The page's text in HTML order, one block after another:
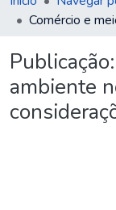
Publicação:
ambiente